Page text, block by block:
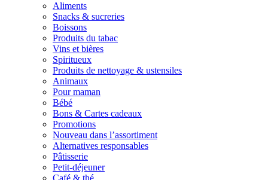
Aliments
Snacks & sucreries
Boissons
Produits du tabac
Vins et bières
Spiritueux
Produits de nettoyage & ustensiles
Animaux
Pour maman
Bébé
Bons & Cartes cadeaux
Promotions
Nouveau dans l’assortiment
Alternatives responsables
Pâtisserie
Petit-déjeuner
Café & thé